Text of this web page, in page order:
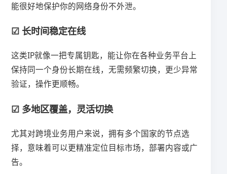
能很好地保护你的网络身份不外泄。
☑ 长时间稳定在线
这类IP就像一把专属钥匙，能让你在各种业务平台上
保持同一个身份长期在线，无需频繁切换，更少异常
验证，操作更顺畅。
☑ 多地区覆盖，灵活切换
尤其对跨境业务用户来说，拥有多个国家的节点选
择，意味着可以更精准定位目标市场，部署内容或广
告。